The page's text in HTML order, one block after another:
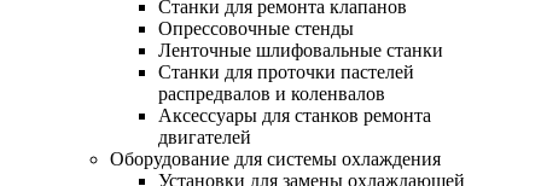
Станки для ремонта клапанов
Опрессовочные стенды
Ленточные шлифовальные станки
Станки для проточки пастелей
распредвалов и коленвалов
Аксессуары для станков ремонта
двигателей
Оборудование для системы охлаждения
Установки для замены охлаждающей